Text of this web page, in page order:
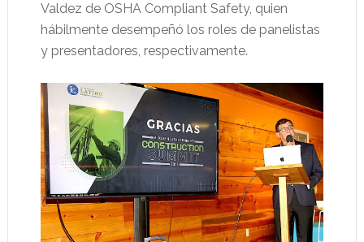
Valdez de OSHA Compliant Safety, quien
hábilmente desempeñó los roles de panelistas
y presentadores, respectivamente.